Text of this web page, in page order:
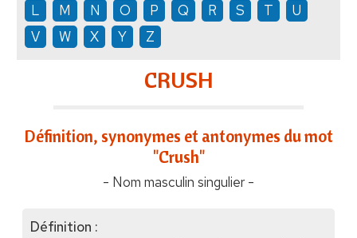
L
M N O P Q R S T
U
V
W X Y Z
CRUSH
Définition, synonymes et antonymes du mot
"Crush"
- Nom masculin singulier -
Définition :